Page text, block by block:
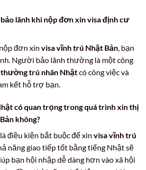
lãnh khi nộp đơn xinvisa định cư
đơn xin visa vĩnh trú Nhật Bản, bạn
Người bảo lãnh thường là một công
thường trú nhân Nhậtcó công việc và
kết hỗ trợ bạn.
có quan trọng trong quá trình xinthị
không?
điều kiện bắt buộc để xin visa vĩnh trú
năng giao tiếp tốt bằng tiếng Nhật sẽ
bạn hội nhập dễ dàng hơn vào xã hội